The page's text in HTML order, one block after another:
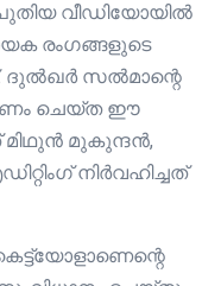
വീഡിയോയിൽ
രംഗങ്ങളുടെ
ദുൽഖർ സൽമാന്റെ
ചെയ്ത ഈ
മിഥുൻ മുകുന്ദൻ,
നിർവഹിച്ചത്